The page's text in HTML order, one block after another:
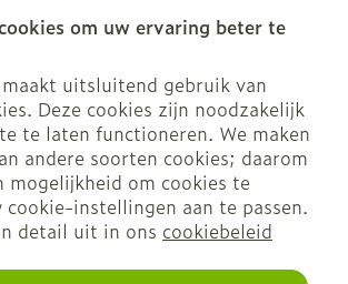
om uw ervaring beter te
uitsluitend gebruik van
Deze cookies zijn noodzakelijk
te laten functioneren. We maken
andere soorten cookies; daarom
mogelijkheid om cookies te
cookie-instellingen aan te passen.
detail uit in ons cookiebeleid